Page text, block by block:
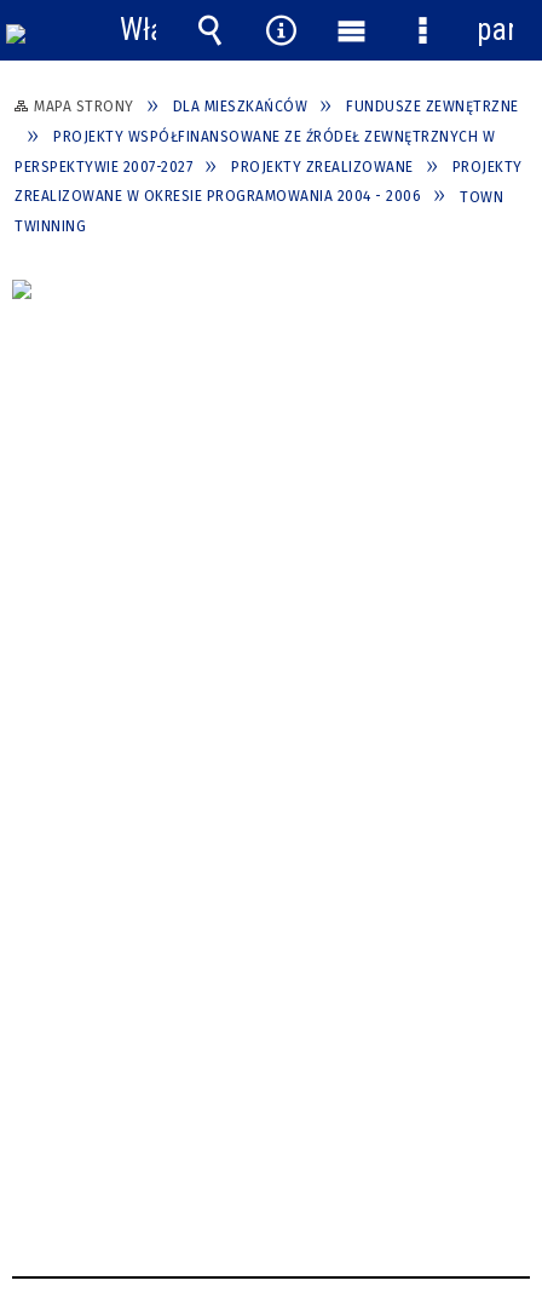
MAPA STRONY DLA MIESZKAŃCÓW
FUNDUSZE ZEWNĘTRZNE
PROJEKTY WSPÓŁFINANSOWANE ZE ŹRÓDEŁ ZEWNĘTRZNYCH W
PERSPEKTYWIE 2007-2027
PROJEKTY ZREALIZOWANE
PROJEKTY
ZREALIZOWANE W OKRESIE PROGRAMOWANIA 2004 - 2006
TOWN
TWINNING
Włącz
powiadomienia
Wyszukiwarka
Narzędzia
Menu
główne
Menu
panel